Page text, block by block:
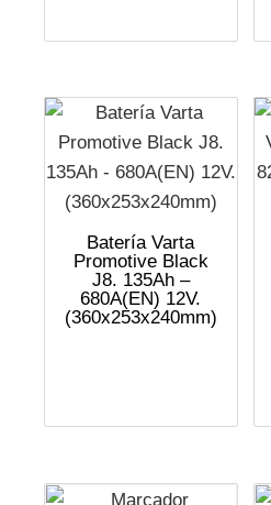
Batería Varta
Promotive Black
J8. 135Ah –
680A(EN) 12V.
(360x253x240mm)